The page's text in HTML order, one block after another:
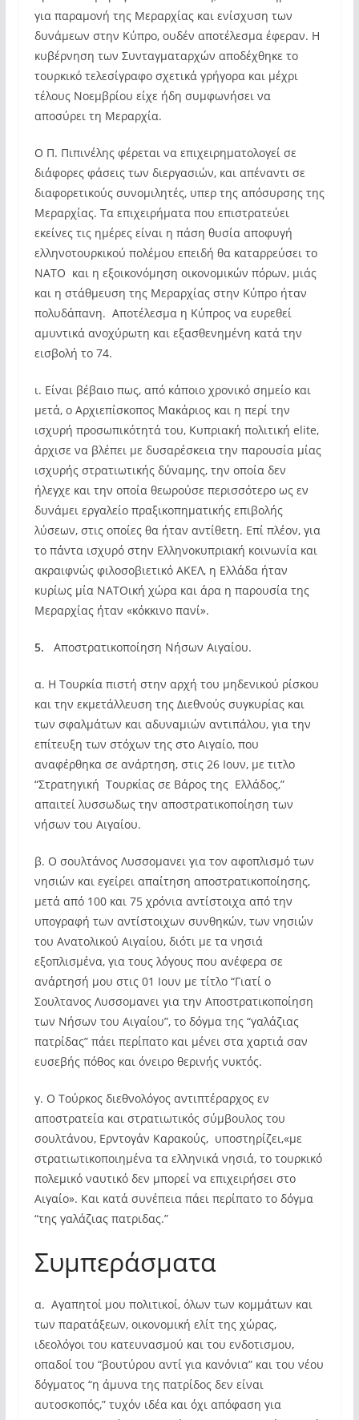
για παραμονή της Μεραρχίας και ενίσχυση των
δυνάμεων στην Κύπρο, ουδέν αποτέλεσμα έφεραν. Η
κυβέρνηση των Συνταγματαρχών αποδέχθηκε το
τουρκικό τελεσίγραφο σχετικά γρήγορα και μέχρι
τέλους Νοεμβρίου είχε ήδη συμφωνήσει να
αποσύρει τη Μεραρχία.
Ο Π. Πιπινέλης φέρεται να επιχειρηματολογεί σε
διάφορες φάσεις των διεργασιών, και απέναντι σε
διαφορετικούς συνομιλητές, υπερ της απόσυρσης της
Μεραρχίας. Τα επιχειρήματα που επιστρατεύει
εκείνες τις ημέρες είναι η πάση θυσία αποφυγή
ελληνοτουρκικού πολέμου επειδή θα καταρρεύσει το
ΝΑΤΟ και η εξοικονόμηση οικονομικών πόρων, μιάς
και η στάθμευση της Μεραρχίας στην Κύπρο ήταν
πολυδάπανη. Αποτέλεσμα η Κύπρος να ευρεθεί
αμυντικά ανοχύρωτη και εξασθενημένη κατά την
εισβολή το 74.
ι. Είναι βέβαιο πως, από κάποιο χρονικό σημείο και
μετά, ο Αρχιεπίσκοπος Μακάριος και η περί την
ισχυρή προσωπικότητά του, Κυπριακή πολιτική elite,
άρχισε να βλέπει με δυσαρέσκεια την παρουσία μίας
ισχυρής στρατιωτικής δύναμης, την οποία δεν
ήλεγχε και την οποία θεωρούσε περισσότερο ως εν
δυνάμει εργαλείο πραξικοπηματικής επιβολής
λύσεων, στις οποίες θα ήταν αντίθετη. Επί πλέον, για
το πάντα ισχυρό στην Ελληνοκυπριακή κοινωνία και
ακραιφνώς φιλοσοβιετικό ΑΚΕΛ, η Ελλάδα ήταν
κυρίως μία ΝΑΤΟική χώρα και άρα η παρουσία της
Μεραρχίας ήταν «κόκκινο πανί».
5. Αποστρατικοποίηση Νήσων Αιγαίου.
α. Η Τουρκία πιστή στην αρχή του μηδενικού ρίσκου
και την εκμετάλλευση της Διεθνούς συγκυρίας και
των σφαλμάτων και αδυναμιών αντιπάλου, για την
επίτευξη των στόχων της στο Αιγαίο, που
αναφέρθηκα σε ανάρτηση, στις 26 Ιουν, με τιτλο
“Στρατηγική Τουρκίας σε Βάρος της Ελλάδος,”
απαιτεί λυσσωδως την αποστρατικοποίηση των
νήσων του Αιγαίου.
β. Ο σουλτάνος Λυσσομανει για τον αφοπλισμό των
νησιών και εγείρει απαίτηση αποστρατικοποίησης,
μετά από 100 και 75 χρόνια αντίστοιχα από την
υπογραφή των αντίστοιχων συνθηκών, των νησιών
του Ανατολικού Αιγαίου, διότι με τα νησιά
εξοπλισμένα, για τους λόγους που ανέφερα σε
ανάρτησή μου στις 01 Ιουν με τίτλο “Γιατί ο
Σουλτανος Λυσσομανει για την Αποστρατικοποίηση
των Νήσων του Αιγαίου”, το δόγμα της “γαλάζιας
πατρίδας” πάει περίπατο και μένει στα χαρτιά σαν
ευσεβής πόθος και όνειρο θερινής νυκτός.
γ. Ο Τούρκος διεθνολόγος αντιπτέραρχος εν
αποστρατεία και στρατιωτικός σύμβουλος του
σουλτάνου, Ερντογάν Καρακούς, υποστηρίζει,«με
στρατιωτικοποιημένα τα ελληνικά νησιά, το τουρκικό
πολεμικό ναυτικό δεν μπορεί να επιχειρήσει στο
Αιγαίο». Και κατά συνέπεια πάει περίπατο το δόγμα
“της γαλάζιας πατριδας.”
Συμπεράσματα
α. Αγαπητοί μου πολιτικοί, όλων των κομμάτων και
των παρατάξεων, οικονομική ελίτ της χώρας,
ιδεολόγοι του κατευνασμού και του ενδοτισμου,
οπαδοί του “βουτύρου αντί για κανόνια” και του νέου
δόγματος “η άμυνα της πατρίδος δεν είναι
αυτοσκοπός,” τυχόν ιδέα και όχι απόφαση για